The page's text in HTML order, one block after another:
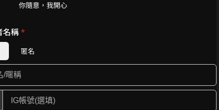
你隨意，我開心
名稱*
匿名